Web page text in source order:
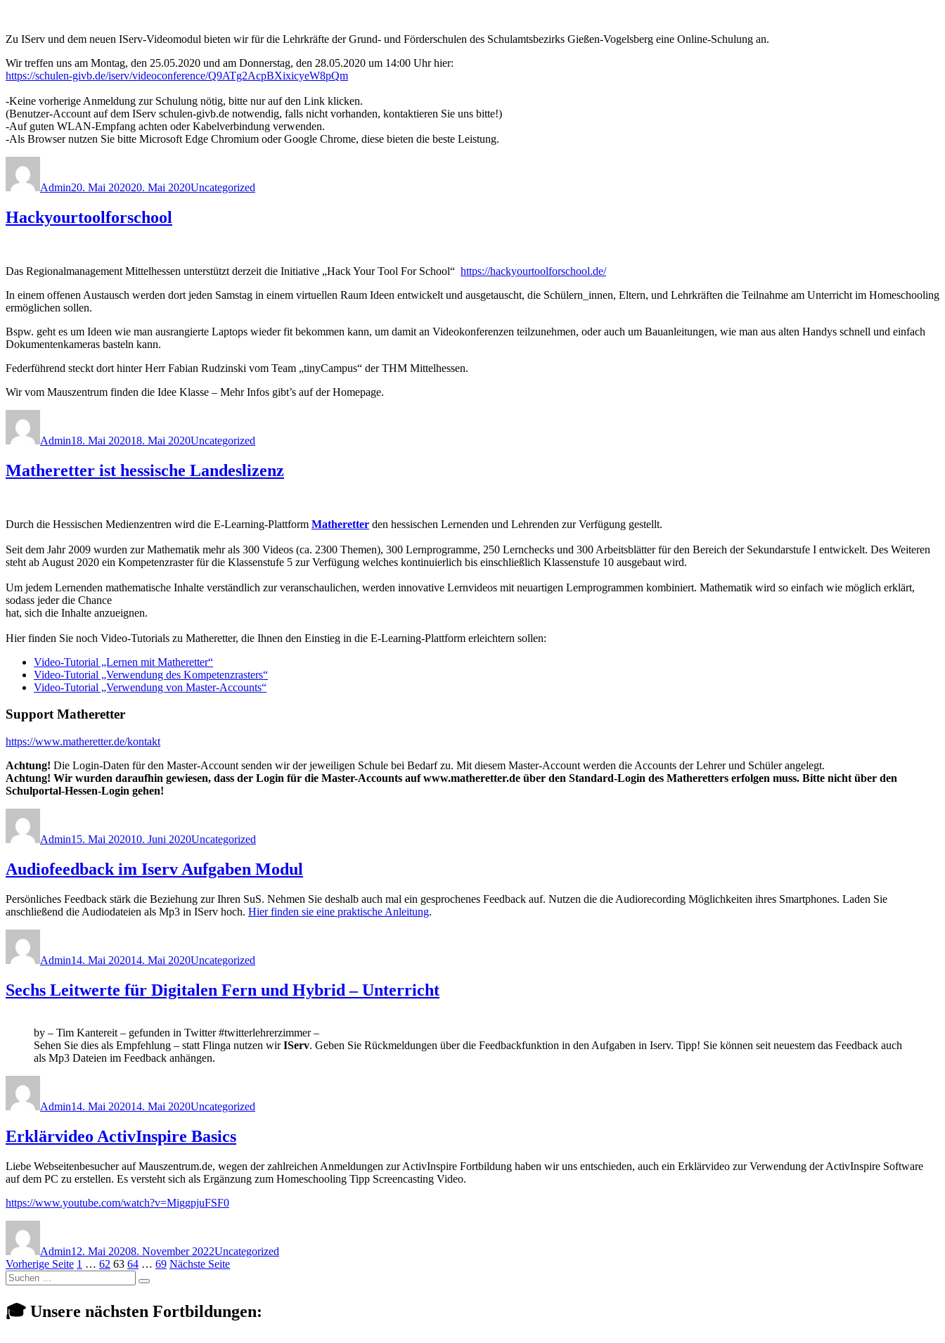
Zu IServ und dem neuen IServ-Videomodul bieten wir für die Lehrkräfte der Grund- und Förderschulen des Schulamtsbezirks Gießen-Vogelsberg eine Online-Schulung an.
Wir treffen uns am Montag, den 25.05.2020 und am Donnerstag, den 28.05.2020 um 14:00 Uhr hier:
https://schulen-givb.de/iserv/videoconference/Q9ATg2AcpBXixicyeW8pQm
-Keine vorherige Anmeldung zur Schulung nötig, bitte nur auf den Link klicken.
(Benutzer-Account auf dem IServ schulen-givb.de notwendig, falls nicht vorhanden, kontaktieren Sie uns bitte!)
-Auf guten WLAN-Empfang achten oder Kabelverbindung verwenden.
-Als Browser nutzen Sie bitte Microsoft Edge Chromium oder Google Chrome, diese bieten die beste Leistung.
Admin20. Mai 202020. Mai 2020Uncategorized
Hackyourtoolforschool
Das Regionalmanagement Mittelhessen unterstützt derzeit die Initiative „Hack Your Tool For School“ https://hackyourtoolforschool.de/
In einem offenen Austausch werden dort jeden Samstag in einem virtuellen Raum Ideen entwickelt und ausgetauscht, die Schülern_innen, Eltern, und Lehrkräften die Teilnahme am Unterricht im Homeschooling
ermöglichen sollen.
Bspw. geht es um Ideen wie man ausrangierte Laptops wieder fit bekommen kann, um damit an Videokonferenzen teilzunehmen, oder auch um Bauanleitungen, wie man aus alten Handys schnell und einfach
Dokumentenkameras basteln kann.
Federführend steckt dort hinter Herr Fabian Rudzinski vom Team „tinyCampus“ der THM Mittelhessen.
Wir vom Mauszentrum finden die Idee Klasse – Mehr Infos gibt’s auf der Homepage.
Admin18. Mai 202018. Mai 2020Uncategorized
Matheretter ist hessische Landeslizenz
Durch die Hessischen Medienzentren wird die E-Learning-Plattform Matheretter den hessischen Lernenden und Lehrenden zur Verfügung gestellt.
Seit dem Jahr 2009 wurden zur Mathematik mehr als 300 Videos (ca. 2300 Themen), 300 Lernprogramme, 250 Lernchecks und 300 Arbeitsblätter für den Bereich der Sekundarstufe I entwickelt. Des Weiteren
steht ab August 2020 ein Kompetenzraster für die Klassenstufe 5 zur Verfügung welches kontinuierlich bis einschließlich Klassenstufe 10 ausgebaut wird.
Um jedem Lernenden mathematische Inhalte verständlich zur veranschaulichen, werden innovative Lernvideos mit neuartigen Lernprogrammen kombiniert. Mathematik wird so einfach wie möglich erklärt,
sodass jeder die Chance
hat, sich die Inhalte anzueignen.
Hier finden Sie noch Video-Tutorials zu Matheretter, die Ihnen den Einstieg in die E-Learning-Plattform erleichtern sollen:
Video-Tutorial „Lernen mit Matheretter“
Video-Tutorial „Verwendung des Kompetenzrasters“
Video-Tutorial „Verwendung von Master-Accounts“
Support Matheretter
https://www.matheretter.de/kontakt
Achtung! Die Login-Daten für den Master-Account senden wir der jeweiligen Schule bei Bedarf zu. Mit diesem Master-Account werden die Accounts der Lehrer und Schüler angelegt.
Achtung! Wir wurden daraufhin gewiesen, dass der Login für die Master-Accounts auf www.matheretter.de über den Standard-Login des Matheretters erfolgen muss. Bitte nicht über den
Schulportal-Hessen-Login gehen!
Admin15. Mai 202010. Juni 2020Uncategorized
Audiofeedback im Iserv Aufgaben Modul
Persönliches Feedback stärk die Beziehung zur Ihren SuS. Nehmen Sie deshalb auch mal ein gesprochenes Feedback auf. Nutzen die die Audiorecording Möglichkeiten ihres Smartphones. Laden Sie
anschließend die Audiodateien als Mp3 in IServ hoch. Hier finden sie eine praktische Anleitung.
Admin14. Mai 202014. Mai 2020Uncategorized
Sechs Leitwerte für Digitalen Fern und Hybrid – Unterricht
by – Tim Kantereit – gefunden in Twitter #twitterlehrerzimmer –
Sehen Sie dies als Empfehlung – statt Flinga nutzen wirIServ. Geben Sie Rückmeldungen über die Feedbackfunktion in den Aufgaben in Iserv. Tipp! Sie können seit neuestem das Feedback auch
als Mp3 Dateien im Feedback anhängen.
Admin14. Mai 202014. Mai 2020Uncategorized
Erklärvideo ActivInspire Basics
Liebe Webseitenbesucher auf Mauszentrum.de, wegen der zahlreichen Anmeldungen zur ActivInspire Fortbildung haben wir uns entschieden, auch ein Erklärvideo zur Verwendung der ActivInspire Software
auf dem PC zu erstellen. Es versteht sich als Ergänzung zum Homeschooling Tipp Screencasting Video.
https://www.youtube.com/watch?v=MiggpjuFSF0
Admin12. Mai 20208. November 2022Uncategorized
Seitennummerierung
der
Beiträge
Vorherige Seite Seite
1 … Seite
62 Seite
63 Seite
64 … Seite
69 Nächste Seite
Suchen
nach:
Suchen
🎓 Unsere nächsten Fortbildungen: